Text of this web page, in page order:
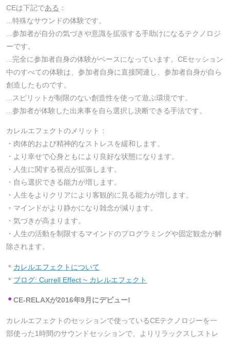
CEは下記である ：
...特殊なサウンドの体験です。
...参加者が自分の気づきや意識を拡張する手助けになるテクノロジ
ーです。
...完全に参加者自身の体験がベースになっています。CEセッション
中のすべての体験は、参加者自身に直接関連し、参加者自身が自ら
創造したものです。
...スピリットが制限のない創造性を使って遊ぶ環境です。
...参加者が体験した出来事を自ら選択し決断できる手法です。
カレルエフェクトのメリット：
・肉体的および精神的なストレスを緩和します。
・より幸せで心身ともにより良好な状態になります。
・人生に関する視点が拡張します。
・自ら選択できる能力が増します。
・人生をよりクリアにより客観的に見る能力が増します。
・マインドがより静かになり雑念が減ります。
・気づきが高まります。
・人生の活動を制限するマインドのプログラミングや固定観念が解
除されます。
＊ カレルエフェクトについて
＊ ブログ: Currell Effect ~ カレルエフェクト
＊CE-RELAXが2016年9月にデビュー!
カレルエフェクトのセッションで使っているCEテクノロジーを一
部使った1時間のサウンドセッションで、よりリラックスしストレ